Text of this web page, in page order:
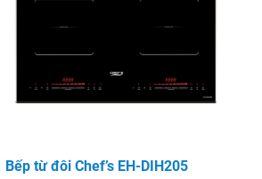
Bếp từ đôi Chef’s EH-DIH205